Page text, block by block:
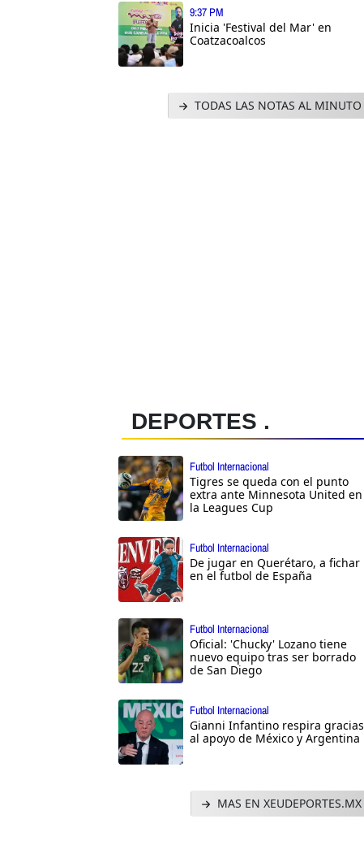
9:37 PM
Inicia 'Festival del Mar' en
Coatzacoalcos
TODAS LAS NOTAS AL MINUTO
DEPORTES .
Futbol Internacional
Tigres se queda con el punto
extra ante Minnesota United en
la Leagues Cup
Futbol Internacional
De jugar en Querétaro, a fichar
en el futbol de España
Futbol Internacional
Oficial: 'Chucky' Lozano tiene
nuevo equipo tras ser borrado
de San Diego
Futbol Internacional
Gianni Infantino respira gracias
al apoyo de México y Argentina
MAS EN XEUDEPORTES.MX